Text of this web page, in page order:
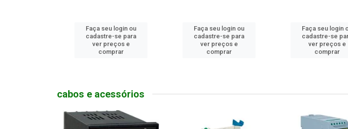
Faça seu login ou
cadastre-se para
ver preços e
comprar
Faça seu login ou
cadastre-se para
ver preços e
comprar
Faça seu login
cadastre-se
ver preços e
comprar
cabos e acessórios